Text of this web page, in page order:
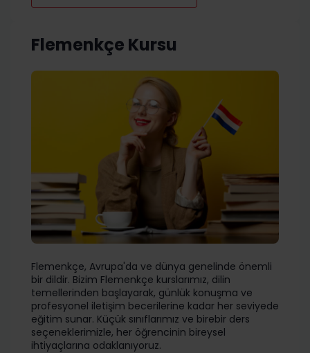
Flemenkçe Kursu
Flemenkçe, Avrupa'da ve dünya genelinde önemli
bir dildir. Bizim Flemenkçe kurslarımız, dilin
temellerinden başlayarak, günlük konuşma ve
profesyonel iletişim becerilerine kadar her seviyede
eğitim sunar. Küçük sınıflarımız ve birebir ders
seçeneklerimizle, her öğrencinin bireysel
ihtiyaçlarına odaklanıyoruz.